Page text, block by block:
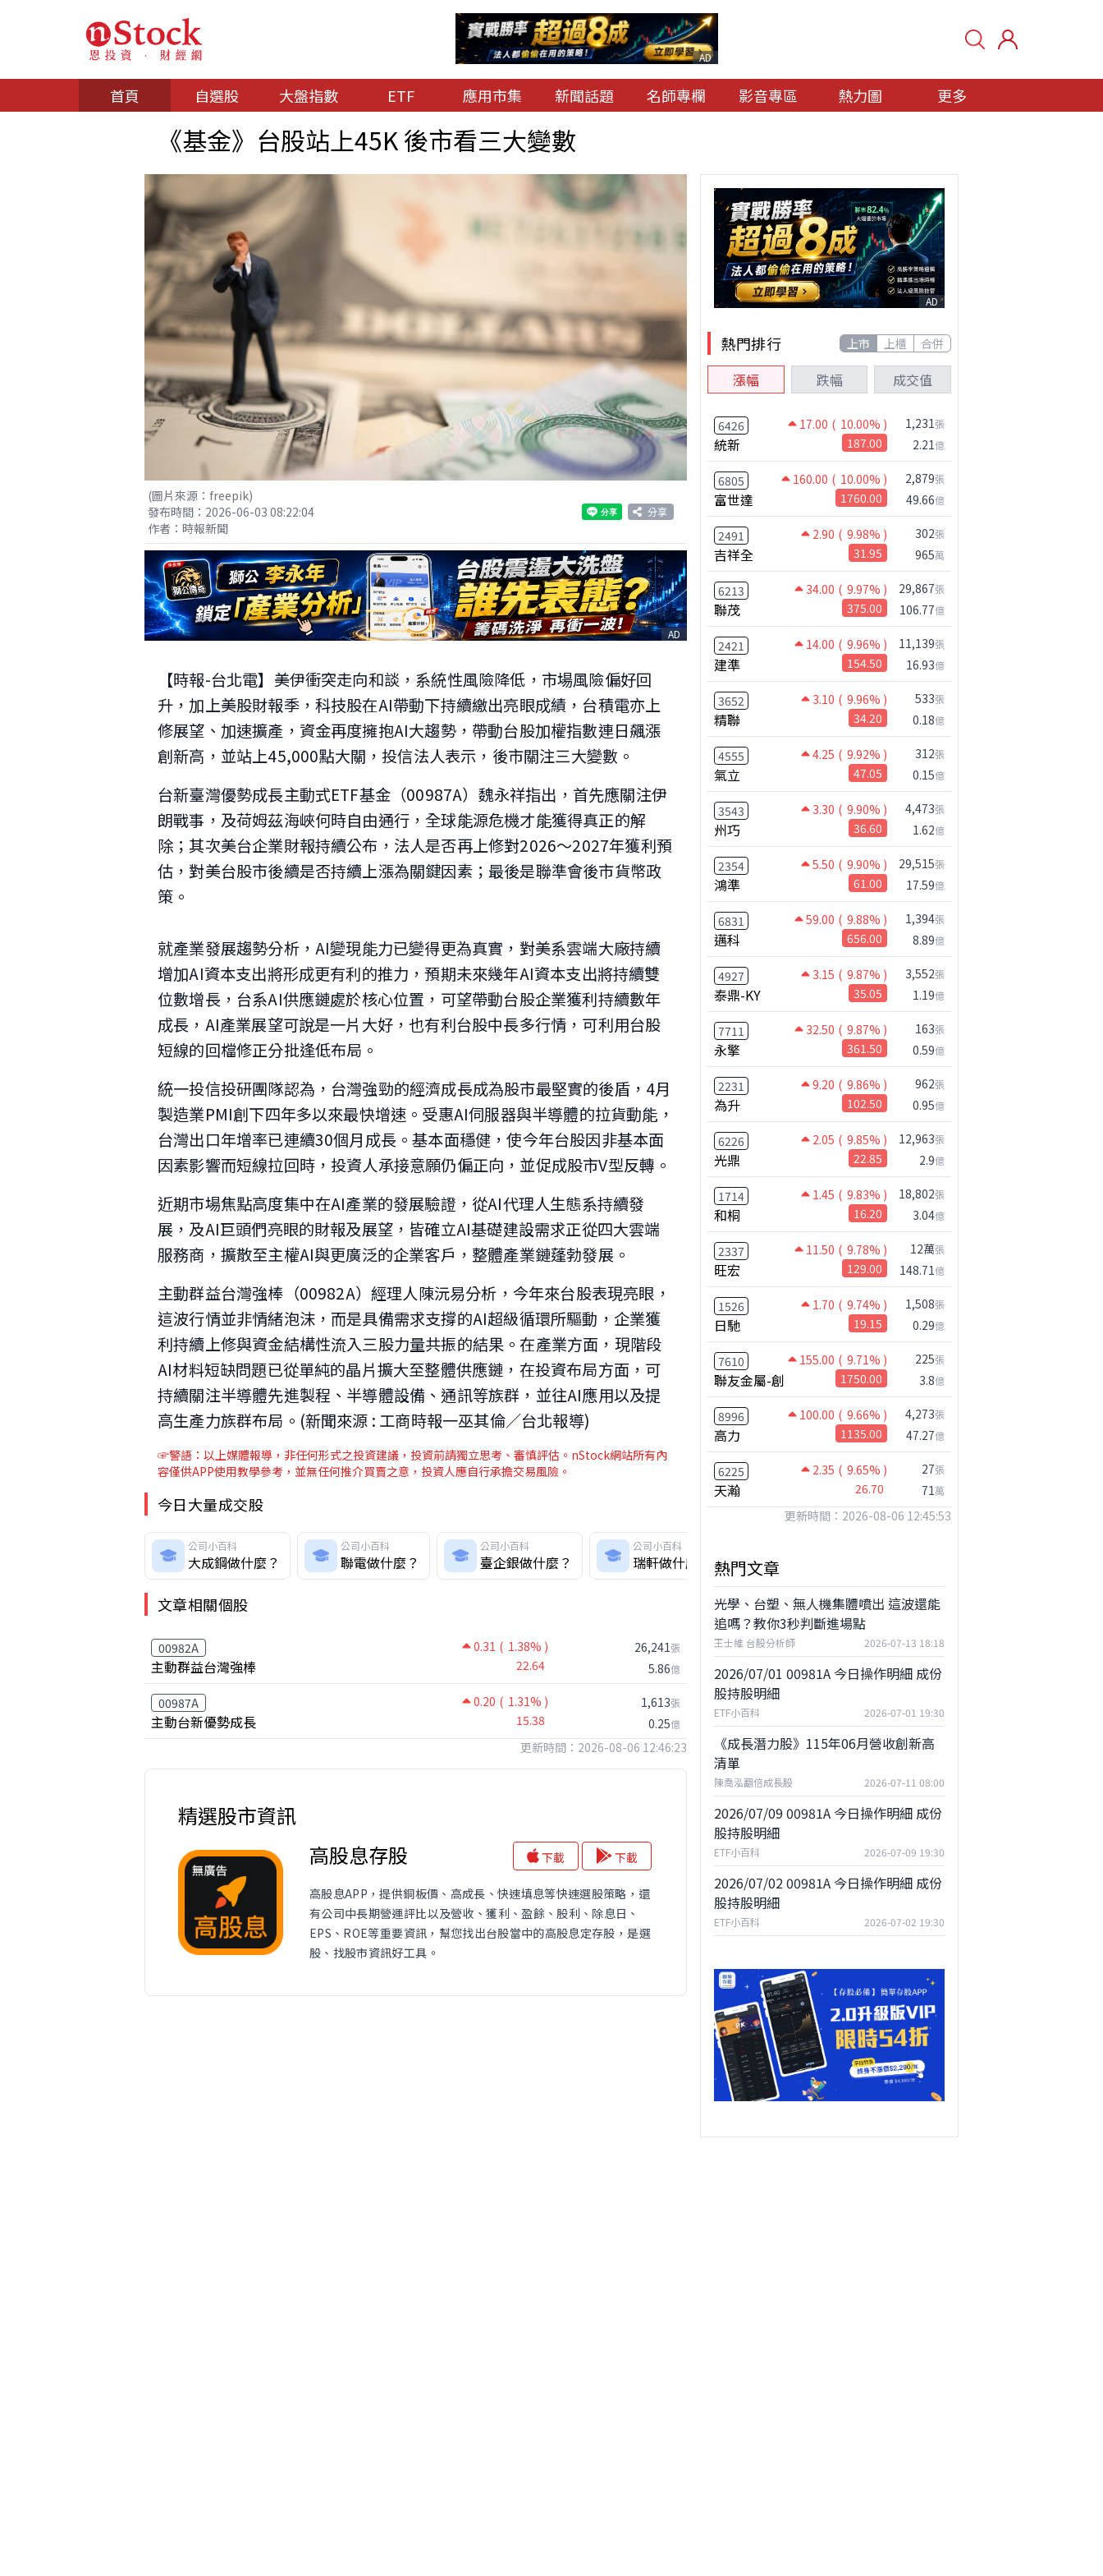
AD
首頁 自選股 大盤指數 ETF 應用市集 新聞話題 名師專欄 影音專區 熱力圖 更多
《基金》台股站上45K 後市看三大變數
(圖片來源：freepik)
發布時間：2026-06-03 08:22:04
分享
作者：時報新聞
AD
【時報-台北電】美伊衝突走向和談，系統性風險降低，市場風險偏好回
升，加上美股財報季，科技股在AI帶動下持續繳出亮眼成績，台積電亦上
修展望、加速擴產，資金再度擁抱AI大趨勢，帶動台股加權指數連日飆漲
創新高，並站上45,000點大關，投信法人表示，後市關注三大變數。
台新臺灣優勢成長主動式ETF基金（00987A）魏永祥指出，首先應關注伊
朗戰事，及荷姆茲海峽何時自由通行，全球能源危機才能獲得真正的解
除；其次美台企業財報持續公布，法人是否再上修對2026～2027年獲利預
估，對美台股市後續是否持續上漲為關鍵因素；最後是聯準會後市貨幣政
策。
就產業發展趨勢分析，AI變現能力已變得更為真實，對美系雲端大廠持續
增加AI資本支出將形成更有利的推力，預期未來幾年AI資本支出將持續雙
位數增長，台系AI供應鏈處於核心位置，可望帶動台股企業獲利持續數年
成長，AI產業展望可說是一片大好，也有利台股中長多行情，可利用台股
短線的回檔修正分批逢低布局。
統一投信投研團隊認為，台灣強勁的經濟成長成為股市最堅實的後盾，4月
製造業PMI創下四年多以來最快增速。受惠AI伺服器與半導體的拉貨動能，
台灣出口年增率已連續30個月成長。基本面穩健，使今年台股因非基本面
因素影響而短線拉回時，投資人承接意願仍偏正向，並促成股市V型反轉。
近期市場焦點高度集中在AI產業的發展驗證，從AI代理人生態系持續發
展，及AI巨頭們亮眼的財報及展望，皆確立AI基礎建設需求正從四大雲端
服務商，擴散至主權AI與更廣泛的企業客戶，整體產業鏈蓬勃發展。
主動群益台灣強棒（00982A）經理人陳沅易分析，今年來台股表現亮眼，
這波行情並非情緒泡沫，而是具備需求支撐的AI超級循環所驅動，企業獲
利持續上修與資金結構性流入三股力量共振的結果。在產業方面，現階段
AI材料短缺問題已從單純的晶片擴大至整體供應鏈，在投資布局方面，可
持續關注半導體先進製程、半導體設備、通訊等族群，並往AI應用以及提
高生產力族群布局。(新聞來源 : 工商時報一巫其倫／台北報導)
☞警語：以上媒體報導，非任何形式之投資建議，投資前請獨立思考、審慎評估。nStock網站所有內
容僅供APP使用教學參考，並無任何推介買賣之意，投資人應自行承擔交易風險。
今日大量成交股
公司小百科
大成鋼做什麼？
公司小百科
聯電做什麼？
公司小百科
臺企銀做什麼？
公司小百科
瑞軒做什麼？ 宏致做什麼？
文章相關個股
00982A 0.31 ( 1.38% )
主動群益台灣強棒 22.64
26,241張
5.86億
00987A 0.20 ( 1.31% )
主動台新優勢成長 15.38
1,613張
0.25億
更新時間：2026-08-06 12:46:23
精選股市資訊
高股息存股
下載 下載
高股息APP，提供銅板價、高成長、快速填息等快速選股策略，還
有公司中長期營運評比以及營收、獲利、盈餘、股利、除息日、
EPS、ROE等重要資訊，幫您找出台股當中的高股息定存股，是選
股、找股市資訊好工具。
AD
熱門排行 上市 上櫃 合併
漲幅 跌幅 成交值
6426 17.00 ( 10.00% )
統新 187.00
1,231張
2.21億
6805 160.00 ( 10.00% )
富世達 1760.00
2,879張
49.66億
2491 2.90 ( 9.98% )
吉祥全 31.95
302張
965萬
6213 34.00 ( 9.97% )
聯茂 375.00
29,867張
106.77億
2421 14.00 ( 9.96% )
建準 154.50
11,139張
16.93億
3652 3.10 ( 9.96% )
精聯 34.20
533張
0.18億
4555 4.25 ( 9.92% )
氣立 47.05
312張
0.15億
3543 3.30 ( 9.90% )
州巧 36.60
4,473張
1.62億
2354 5.50 ( 9.90% )
鴻準 61.00
29,515張
17.59億
6831 59.00 ( 9.88% )
邁科 656.00
1,394張
8.89億
4927 3.15 ( 9.87% )
泰鼎-KY 35.05
3,552張
1.19億
7711 32.50 ( 9.87% )
永擎 361.50
163張
0.59億
2231 9.20 ( 9.86% )
為升 102.50
962張
0.95億
6226 2.05 ( 9.85% )
光鼎 22.85
12,963張
2.9億
1714 1.45 ( 9.83% )
和桐 16.20
18,802張
3.04億
2337 11.50 ( 9.78% )
旺宏 129.00
12萬張
148.71億
1526 1.70 ( 9.74% )
日馳 19.15
1,508張
0.29億
7610 155.00 ( 9.71% )
聯友金屬-創 1750.00
225張
3.8億
8996 100.00 ( 9.66% )
高力 1135.00
4,273張
47.27億
6225 2.35 ( 9.65% )
天瀚 26.70
27張
71萬
更新時間：2026-08-06 12:45:53
熱門文章
光學、台塑、無人機集體噴出 這波還能
追嗎？教你3秒判斷進場點
王士維 台股分析師 2026-07-13 18:18
2026/07/01 00981A 今日操作明細 成份
股持股明細
ETF小百科 2026-07-01 19:30
《成長潛力股》115年06月營收創新高
清單
陳喬泓翻倍成長股 2026-07-11 08:00
2026/07/09 00981A 今日操作明細 成份
股持股明細
ETF小百科 2026-07-09 19:30
2026/07/02 00981A 今日操作明細 成份
股持股明細
ETF小百科 2026-07-02 19:30